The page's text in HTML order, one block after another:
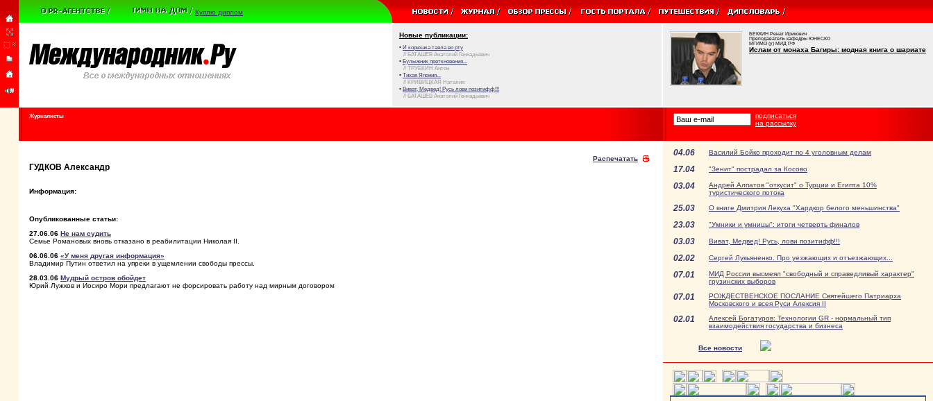
Куплю диплом
Новые публикации:
• И корюшка таяла во рту
// БАТАШЕВ Анатолий Геннадьевич
• Булыжник преткновения...
// ТРУБКИН Антон
• Тихая Япония...
// КРИВИЦКАЯ Наталия
• Виват, Медвед! Русь лови позитифф!!!
// БАТАШЕВ Анатолий Геннадьевич
БЕККИН Ренат Ирикович
Преподаватель кафедры ЮНЕСКО
МГИМО (у) МИД РФ
Ислам от монаха Багиры: модная книга о шариате
Журналисты
подписаться
на рассылку
Распечатать
ГУДКОВ Александр
Информация:
Опубликованные статьи:
27.06.06 Не нам судить
Семье Романовых вновь отказано в реабилитации Николая II.
06.06.06 «У меня другая информация»
Владимир Путин ответил на упреки в ущемлении свободы прессы.
28.03.06 Мудрый остров обойдет
Юрий Лужков и Иосиро Мори предлагают не форсировать работу над мирным договором
04.06 Василий Бойко проходит по 4 уголовным делам
17.04 "Зенит" пострадал за Косово
03.04
Андрей Алпатов "откусит" о Турции и Египта 10%
туристического потока
25.03 О книге Дмитрия Лекуха "Хардкор белого меньшинства"
23.03 "Умники и умницы": итоги четверть финалов
03.03 Виват, Медвед! Русь, лови позитифф!!!
02.02 Сергей Лукьяненко. Про уезжающих и отъезжающих...
07.01
МИД России высмеял "свободный и справедливый характер"
грузинских выборов
07.01
РОЖДЕСТВЕНСКОЕ ПОСЛАНИЕ Святейшего Патриарха
Московского и всея Руси Алексия II
02.01
Алексей Богатуров: Технологии GR - нормальный тип
взаимодействия государства и бизнеса
Все новости